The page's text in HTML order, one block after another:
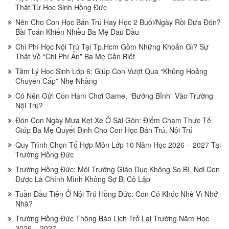
Thật Từ Học Sinh Hồng Đức
Nên Cho Con Học Bán Trú Hay Học 2 Buổi/Ngày Rồi Đưa Đón?
Bài Toán Khiến Nhiều Ba Mẹ Đau Đầu
Chi Phí Học Nội Trú Tại Tp.Hcm Gồm Những Khoản Gì? Sự
Thật Về “Chi Phí Ẩn” Ba Mẹ Cần Biết
Tâm Lý Học Sinh Lớp 6: Giúp Con Vượt Qua “Khủng Hoảng
Chuyển Cấp” Nhẹ Nhàng
Có Nên Gửi Con Ham Chơi Game, “Bướng Bỉnh” Vào Trường
Nội Trú?
Đón Con Ngày Mưa Kẹt Xe Ở Sài Gòn: Điểm Chạm Thực Tế
Giúp Ba Mẹ Quyết Định Cho Con Học Bán Trú, Nội Trú
Quy Trình Chọn Tổ Hợp Môn Lớp 10 Năm Học 2026 – 2027 Tại
Trường Hồng Đức
Trường Hồng Đức: Môi Trường Giáo Dục Không So Bì, Nơi Con
Được Là Chính Mình Không Sợ Bị Cô Lập
Tuần Đầu Tiên Ở Nội Trú Hồng Đức: Con Có Khóc Nhè Vì Nhớ
Nhà?
Trường Hồng Đức Thông Báo Lịch Trở Lại Trường Năm Học